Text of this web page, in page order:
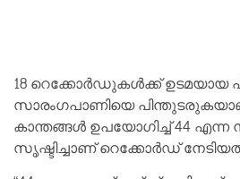
18 റെക്കോർഡുകൾക്ക് ഉടമയായ
സാരംഗപാണിയെ
കാന്തങ്ങൾ ഉപയോഗിച്ച് 44 എന്ന
സൃഷ്ടിച്ചാണ് റെക്കോർഡ്